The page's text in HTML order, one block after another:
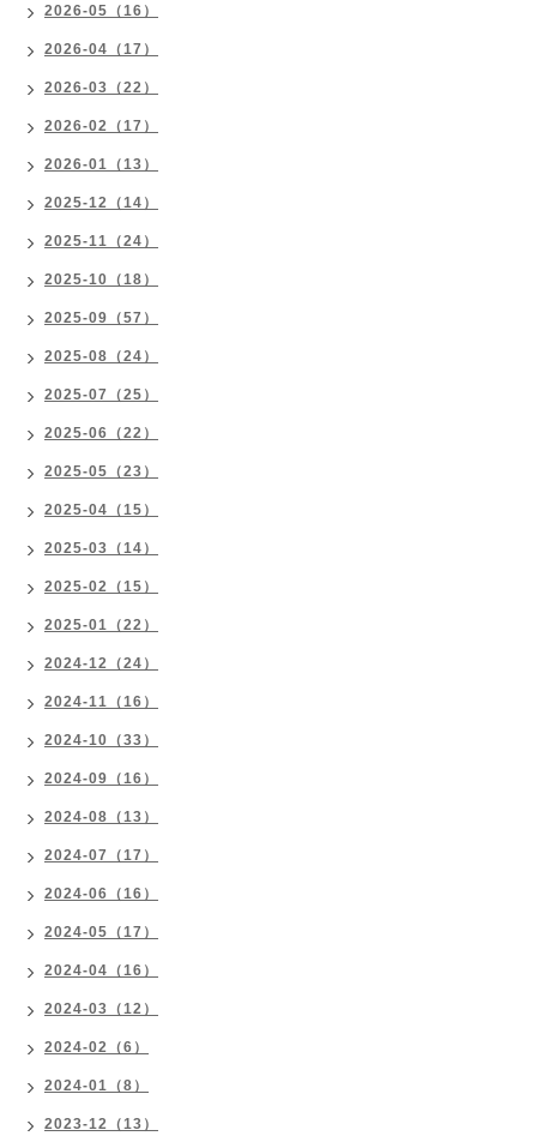
2026-05（16）
2026-04（17）
2026-03（22）
2026-02（17）
2026-01（13）
2025-12（14）
2025-11（24）
2025-10（18）
2025-09（57）
2025-08（24）
2025-07（25）
2025-06（22）
2025-05（23）
2025-04（15）
2025-03（14）
2025-02（15）
2025-01（22）
2024-12（24）
2024-11（16）
2024-10（33）
2024-09（16）
2024-08（13）
2024-07（17）
2024-06（16）
2024-05（17）
2024-04（16）
2024-03（12）
2024-02（6）
2024-01（8）
2023-12（13）